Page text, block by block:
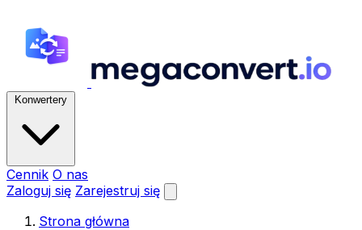
Konwertery
Cennik O nas
Zaloguj się Zarejestruj się
Strona główna